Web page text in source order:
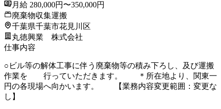
月給 280,000円〜350,000円
廃棄物収集運搬
千葉県千葉市花見川区
丸徳興業 株式会社
仕事内容
○ビル等の解体工事に伴う廃棄物等の積み下ろし、及び運搬
作業を 行っていただきます。 ＊所在地より、関東一
円の各現場へ向かいます。 【業務内容変更範囲：変更な
し】